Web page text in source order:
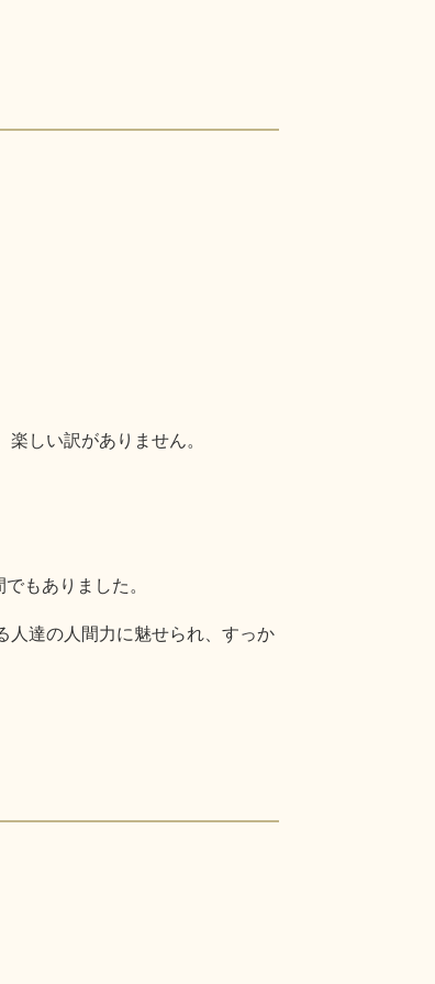
しい訳がありません。
もありました。
人達の人間力に魅せられ、すっか